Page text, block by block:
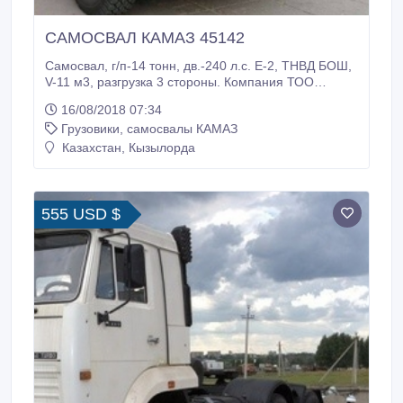
САМОСВАЛ КАМАЗ 45142
Самосвал, г/п-14 тонн, дв.-240 л.с. Е-2, ТНВД БОШ,
V-11 м3, разгрузка 3 стороны. Компания ТОО
надежный, своевременный партнер и поставщик
самосвалов, бортовых тягачей, седельных тягачей,
спецтехники КАМАЗ и другой техники на шасси
16/08/2018 07:34
Грузовики, самосвалы КАМАЗ
Казахстан, Кызылорда
555 USD $